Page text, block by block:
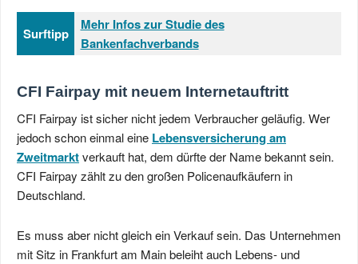
Surftipp
Mehr Infos zur Studie des
Bankenfachverbands
CFI Fairpay mit neuem Internetauftritt
CFI Fairpay ist sicher nicht jedem Verbraucher geläufig. Wer
jedoch schon einmal eine Lebensversicherung am
Zweitmarktverkauft hat, dem dürfte der Name bekannt sein.
CFI Fairpay zählt zu den großen Policenaufkäufern in
Deutschland.
Es muss aber nicht gleich ein Verkauf sein. Das Unternehmen
mit Sitz in Frankfurt am Main beleiht auch Lebens- und